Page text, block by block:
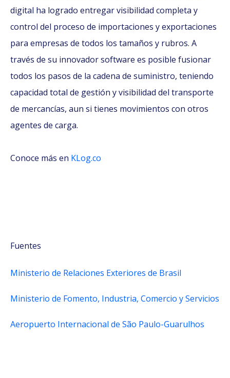
digital ha logrado entregar visibilidad completa y
control del proceso de importaciones y exportaciones
para empresas de todos los tamaños y rubros. A
través de su innovador software es posible fusionar
todos los pasos de la cadena de suministro, teniendo
capacidad total de gestión y visibilidad del transporte
de mercancías, aun si tienes movimientos con otros
agentes de carga.
Conoce más en KLog.co
Fuentes
Ministerio de Relaciones Exteriores de Brasil
Ministerio de Fomento, Industria, Comercio y Servicios
Aeropuerto Internacional de São Paulo-Guarulhos